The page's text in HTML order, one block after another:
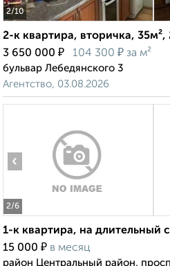
2/10
2-к квартира, вторичка,
3 650 000 ₽ 104 300 ₽ за м²
бульвар Лебедянского 3
Агентство, 03.08.2026
2/6
‹
1-к квартира, на длительный
15 000 ₽ в месяц
район Центральный район,